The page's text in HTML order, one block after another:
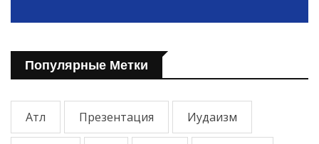
Популярные Метки
Атл Презентация Иудаизм